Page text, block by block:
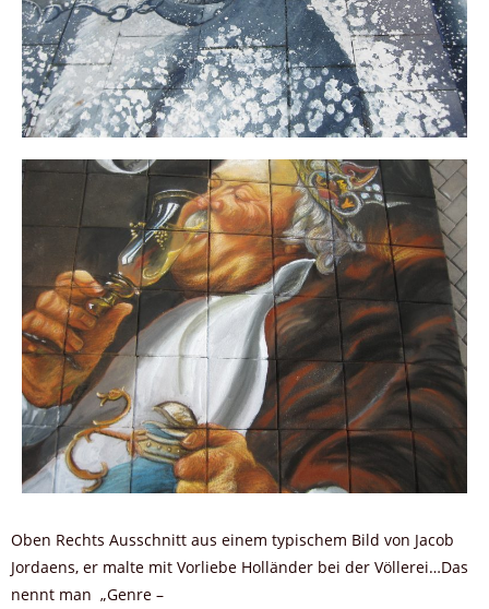
Oben Rechts Ausschnitt aus einem typischem Bild von Jacob
Jordaens, er malte mit Vorliebe Holländer bei der Völlerei…Das
nennt man „Genre –